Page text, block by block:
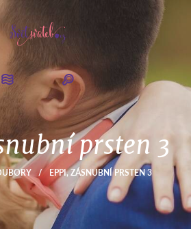
prsten 3
/ EPPI, ZÁSNUBNÍ PRSTEN 3